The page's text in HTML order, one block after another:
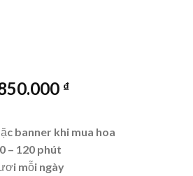
₫.
₫Giá
là:
banner khi mua hoa
– 120 phút
mỗi ngày